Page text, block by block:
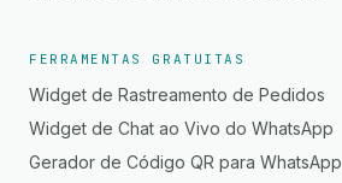
FERRAMENTAS GRATUITAS
Widget de Rastreamento de Pedidos
Widget de Chat ao Vivo do WhatsApp
Gerador de Código QR para WhatsApp